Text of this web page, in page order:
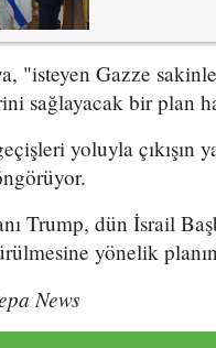
"isteyen Gazze
sağlayacak bir plan
yoluyla çıkışın
Trump, dün İsrail
yönelik
News